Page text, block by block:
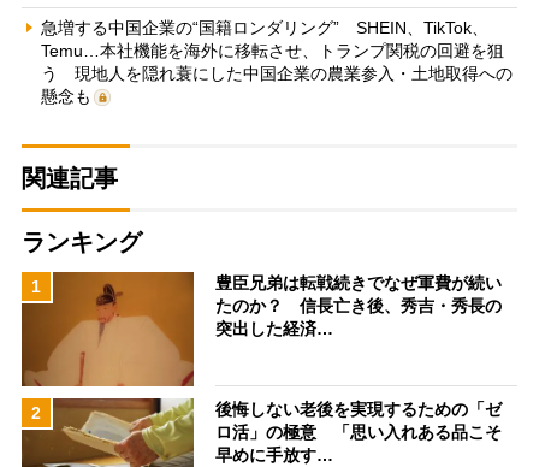
急増する中国企業の“国籍ロンダリング” SHEIN、TikTok、
Temu…本社機能を海外に移転させ、トランプ関税の回避を狙
う 現地人を隠れ蓑にした中国企業の農業参入・土地取得への
懸念も
関連記事
ランキング
1
豊臣兄弟は転戦続きでなぜ軍費が続い
たのか？ 信長亡き後、秀吉・秀長の
突出した経済…
2
後悔しない老後を実現するための「ゼ
ロ活」の極意 「思い入れある品こそ
早めに手放す…